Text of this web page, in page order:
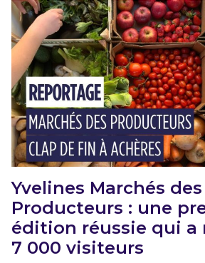
Yvelines Marchés des
Producteurs : une
édition réussie qui a
7 000 visiteurs